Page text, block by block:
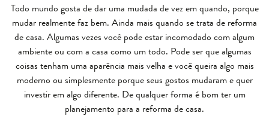
Todo mundo gosta de dar uma mudada de vez em quando, porque
mudar realmente faz bem. Ainda mais quando se trata de reforma
de casa. Algumas vezes você pode estar incomodado com algum
ambiente ou com a casa como um todo. Pode ser que algumas
coisas tenham uma aparência mais velha e você queira algo mais
moderno ou simplesmente porque seus gostos mudaram e quer
investir em algo diferente. De qualquer forma é bom ter um
planejamento para a reforma de casa.